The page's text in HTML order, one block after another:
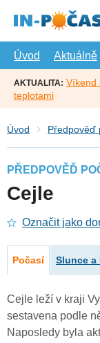
hlavní
Úvod
Aktuálně
AKTUALITA: Víkend
teplotami
Úvod Předpověď
PŘEDPOVĚĎ
Cejle
Označit jako
Počasí Slunce a
Cejle leží v kraji
sestavena podle
Naposledy byla